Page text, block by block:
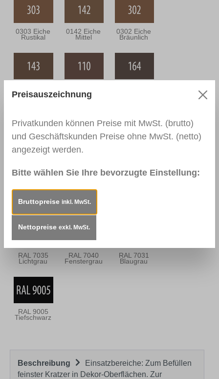
0303 Eiche
Rustikal
0142 Eiche
Mittel
0302 Eiche
Bräunlich
Dunkel Nussbaum
Mittel
Mahagoni Hell Mahagoni
Dunkel
RAL 9010
Reinweiß
RAL 9016
Verkehrsweiß
RAL 7035
Lichtgrau
RAL 7040
Fenstergrau
RAL 7031
Blaugrau
RAL 9005
Tiefschwarz
Beschreibung
Einsatzbereiche: Zum Befüllen
feinster Kratzer in Dekor-Oberflächen. Zur
Preisauszeichnung
Privatkunden können Preise mit MwSt. (brutto)
und Geschäftskunden Preise ohne MwSt. (netto)
angezeigt werden.
Bitte wählen Sie Ihre bevorzugte Einstellung:
Bruttopreise inkl. MwSt.
Nettopreise exkl. MwSt.